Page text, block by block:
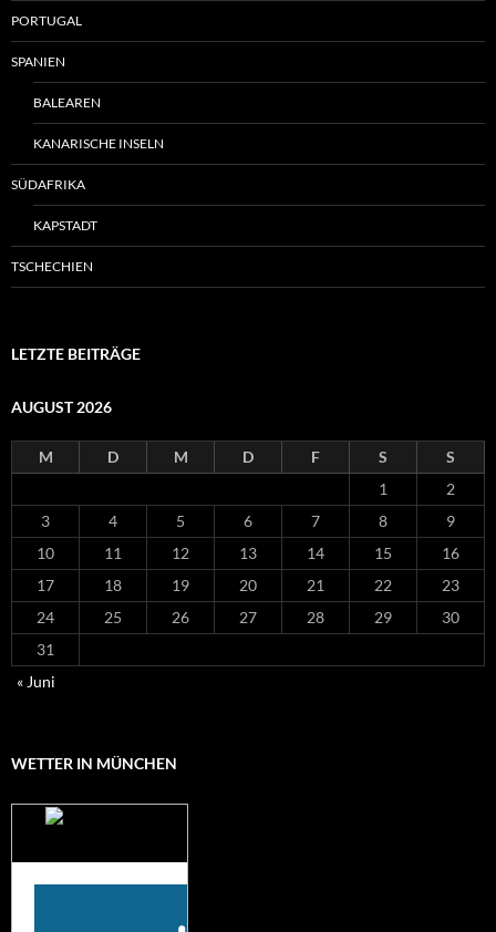
PORTUGAL
SPANIEN
BALEAREN
KANARISCHE INSELN
SÜDAFRIKA
KAPSTADT
TSCHECHIEN
LETZTE BEITRÄGE
AUGUST 2026
M D M D F S
S
1
2
3
4 5 6 7 8
9
10
11 12 13 14 15
16
17
18 19 20 21 22
23
24
25 26 27 28 29
30
31
« Juni
WETTER IN MÜNCHEN